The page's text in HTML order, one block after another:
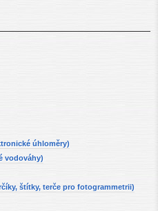
úhloměry)
vodováhy)
štítky, terče pro fotogrammetrii)